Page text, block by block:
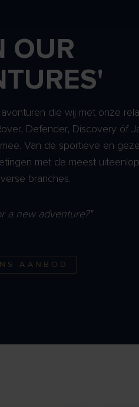
OUR
die wij met onze
Defender, Discovery óf
Van de sportieve en
met de meest
branches.
a new adventure?"
AANBOD